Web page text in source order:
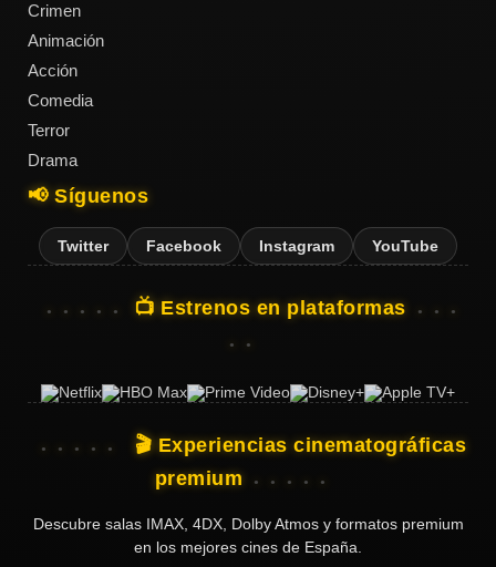
Crimen
Animación
Acción
Comedia
Terror
Drama
📢 Síguenos
Twitter Facebook Instagram YouTube
📺 Estrenos en plataformas
🎬 Experiencias cinematográficas
premium
Descubre salas IMAX, 4DX, Dolby Atmos y formatos premium
en los mejores cines de España.